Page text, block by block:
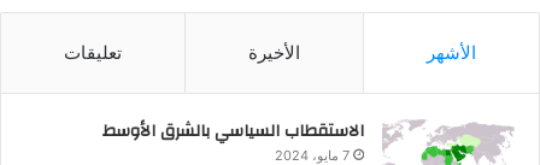
الأشهر الأخيرة تعليقات
الاستقطاب السياسي بالشرق الأوسط
7 مايو، 2024